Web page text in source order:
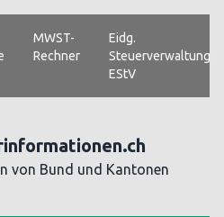
MWST-
Rechner
Eidg.
Steuerverwaltung
EStV
von Bund und Kantonen